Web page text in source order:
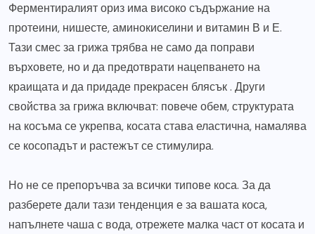
Ферментиралият ориз има високо съдържание на
протеини, нишесте, аминокиселини и витамин В и Е.
Тази смес за грижа трябва не само да поправи
върховете, но и да предотврати нацепването на
краищата и да придаде прекрасен блясък . Други
свойства за грижа включват: повече обем, структурата
на косъма се укрепва, косата става еластична, намалява
се косопадът и растежът се стимулира.
Но не се препоръчва за всички типове коса. За да
разберете дали тази тенденция е за вашата коса,
напълнете чаша с вода, отрежете малка част от косата и